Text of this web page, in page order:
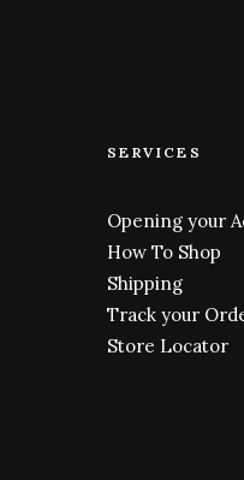
SERVICES
Opening your
How To Shop
Shipping
Track your
Store Locator